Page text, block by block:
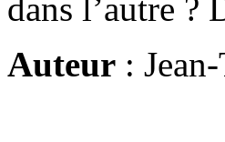
dans l’autre ?
Auteur :